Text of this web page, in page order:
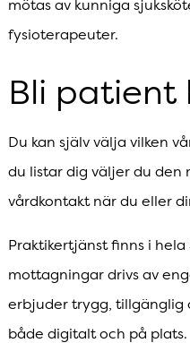
mötas av kunniga
fysioterapeuter.
Bli patient
Du kan själv välja vilken
du listar dig väljer du den
vårdkontakt när du eller
Praktikertjänst finns i hela
mottagningar drivs av
erbjuder trygg, tillgänglig
både digitalt och på plats.